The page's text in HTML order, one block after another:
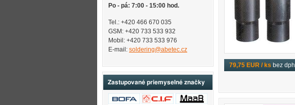
79,75 EUR / ks bez dph
Po - pá: 7:00 - 15:00 hod.
Tel.: +420 466 670 035
GSM: +420 733 533 932
Mobil: +420 733 533 976
E-mail: soldering@abetec.cz
Zastupované priemyselné značky